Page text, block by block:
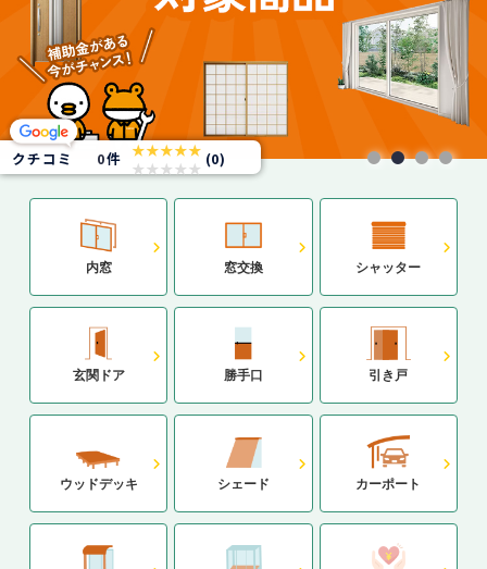
クチコミ 0件 ★★★★★
★★★★★ (0)
内窓 窓交換 シャッター
玄関ドア 勝手口 引き戸
ウッドデッキ シェード カーポート